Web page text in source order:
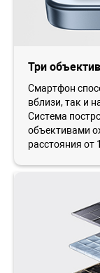
Три
Смартфон
вблизи, так и
Система
объективами
расстояния от